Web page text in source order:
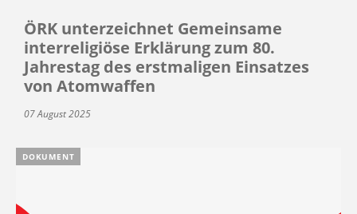
ÖRK unterzeichnet Gemeinsame
interreligiöse Erklärung zum 80.
Jahrestag des erstmaligen Einsatzes
von Atomwaffen
07 August 2025
DOKUMENT